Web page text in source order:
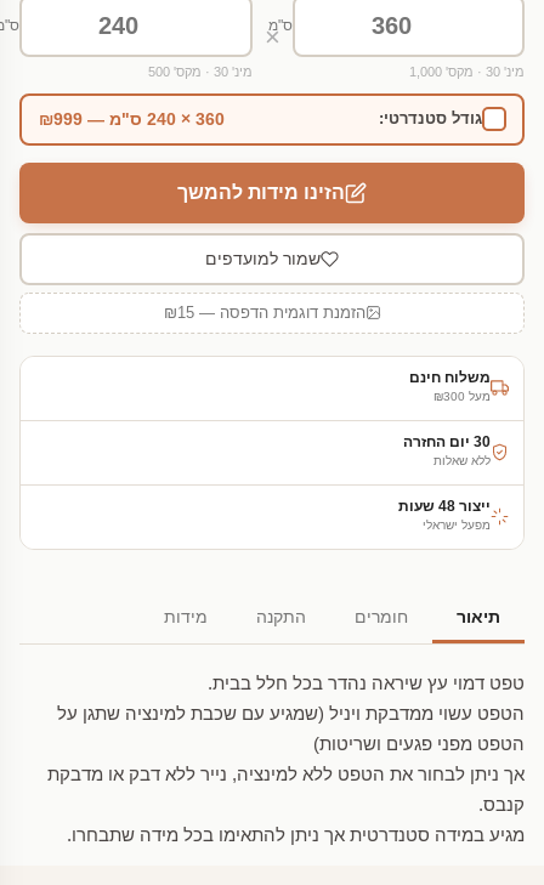
ס"מ
מינ' 30 · מקס' 1,000
×
מינ' 30 · מקס' 500
גודל סטנדרטי: 360 × 240 ס"מ — ₪999
הזינו מידות להמשך
שמור למועדפים
הזמנת דוגמית הדפסה — ₪15
משלוח חינם
מעל ₪300
30 יום החזרה
ללא שאלות
ייצור 48 שעות
מפעל ישראלי
תיאור חומרים התקנה מידות
טפט דמוי עץ שיראה נהדר בכל חלל בבית.
הטפט עשוי ממדבקת ויניל (שמגיע עם שכבת למינציה שתגן על
הטפט מפני פגעים ושריטות)
אך ניתן לבחור את הטפט ללא למינציה, נייר ללא דבק או מדבקת
קנבס.
מגיע במידה סטנדרטית אך ניתן להתאימו בכל מידה שתבחרו.